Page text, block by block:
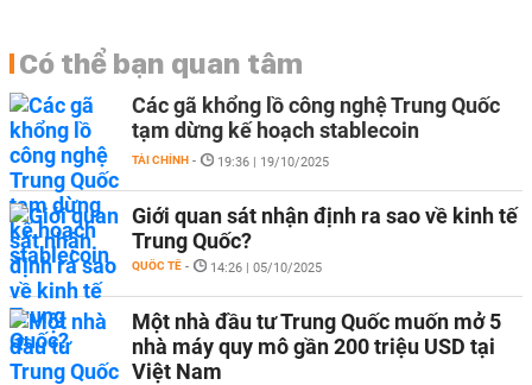
Có thể bạn quan tâm
Các gã khổng lồ công nghệ Trung Quốc
tạm dừng kế hoạch stablecoin
TÀI CHÍNH - 19:36 | 19/10/2025
Giới quan sát nhận định ra sao về kinh tế
Trung Quốc?
QUỐC TẾ - 14:26 | 05/10/2025
Một nhà đầu tư Trung Quốc muốn mở 5
nhà máy quy mô gần 200 triệu USD tại
Việt Nam